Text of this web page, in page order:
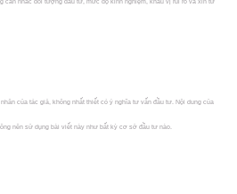
cân nhắc đối tượng đầu tư, mức độ kinh nghiệm, khẩu vị rủi ro và xin tư
của tác giả, không nhất thiết có ý nghĩa tư vấn đầu tư. Nội dung của
nên sử dụng bài viết này như bất kỳ cơ sở đầu tư nào.